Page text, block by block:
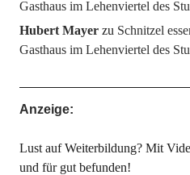
Gasthaus im Lehenviertel des
Hubert Mayerzu Schnitzel
Gasthaus im Lehenviertel des
Anzeige:
Lust auf Weiterbildung? Mit
und für gut befunden!